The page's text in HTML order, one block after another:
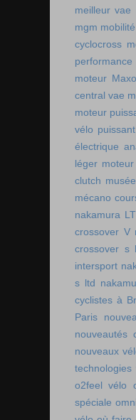
meilleur vae
mgm
cyclocross
moteur
central vae
moteur
vélo puissant
électrique
léger
clutch
mécano
nakamura
crossover V
crossover s
intersport
s ltd
cyclistes à
Paris
nouveautés
nouveaux
technologies
o2feel vélo
spéciale